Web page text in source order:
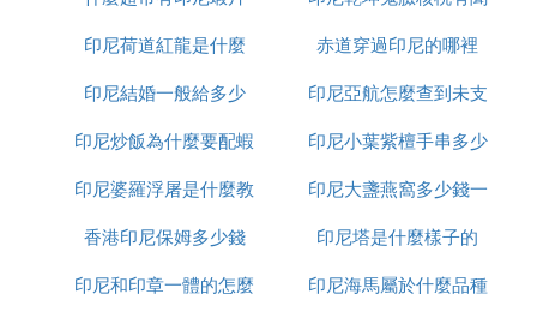
(一) 非優惠原產地證書,即通常所稱的「一般原產地證
書」，簡稱CO證書。
A．普惠制原產地證書（即 FORM A 證書）
B．《亞太貿易協定》（原稱《曼谷協定》）原產地
證書（FORM B 證書）
C．中國-東盟自由貿易區原產地證書（FORM E 證
中國-東盟自由貿易區原產地證書是根據《中華人民
共和國與東南亞國家聯盟全面經濟合作框架協議》的
怎麼處理
印尼荷道紅龍是什麼
赤道穿過印尼的哪裡
印尼結婚一般給多少
印尼亞航怎麼查到未支
付訂單
印尼炒飯為什麼要配蝦
片
印尼小葉紫檀手串多少
錢
印尼婆羅浮屠是什麼教
印尼大盞燕窩多少錢一
克
香港印尼保姆多少錢
印尼塔是什麼樣子的
印尼和印章一體的怎麼
印尼海馬屬於什麼品種